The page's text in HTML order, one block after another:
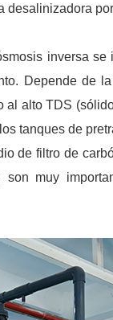
desalinizadora
inversa
Depende de
alto TDS
tanques de
de filtro de
muy